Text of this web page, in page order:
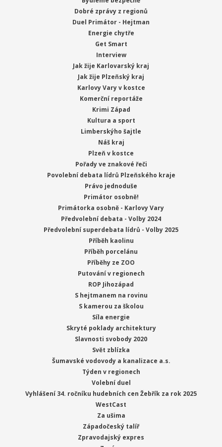
Dobré zprávy z regionů
Duel Primátor - Hejtman
Energie chytře
Get Smart
Interview
Jak žije Karlovarský kraj
Jak žije Plzeňský kraj
Karlovy Vary v kostce
Komerční reportáže
Krimi Západ
Kultura a sport
Limberskýho šajtle
Náš kraj
Plzeň v kostce
Pořady ve znakové řeči
Povolební debata lídrů Plzeňského kraje
Právo jednoduše
Primátor osobně!
Primátorka osobně - Karlovy Vary
Předvolební debata - Volby 2024
Předvolební superdebata lídrů - Volby 2025
Příběh kaolinu
Příběh porcelánu
Příběhy ze ZOO
Putování v regionech
ROP Jihozápad
S hejtmanem na rovinu
S kamerou za školou
Síla energie
Skryté poklady architektury
Slavnosti svobody 2020
Svět zblízka
Šumavské vodovody a kanalizace a.s.
Týden v regionech
Volební duel
Vyhlášení 34. ročníku hudebních cen Žebřík za rok 2025
WestCast
Za ušima
Západočeský talíř
Zpravodajský expres